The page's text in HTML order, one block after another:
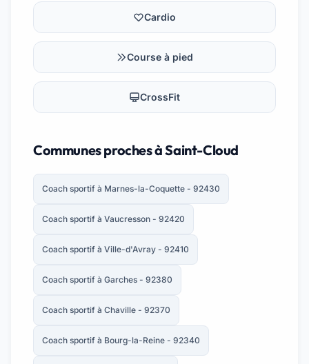
Cardio
Course à pied
CrossFit
Communes proches à Saint-Cloud
Coach sportif à Marnes-la-Coquette - 92430
Coach sportif à Vaucresson - 92420
Coach sportif à Ville-d'Avray - 92410
Coach sportif à Garches - 92380
Coach sportif à Chaville - 92370
Coach sportif à Bourg-la-Reine - 92340